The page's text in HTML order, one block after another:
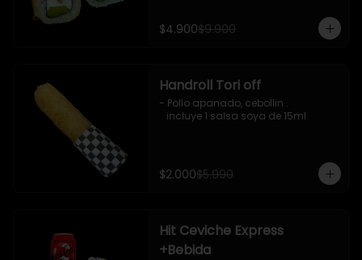
incluye 1 salsa de soya de 15 ml
$4.900$9.900
Handroll Tori off
- Pollo apanado, cebollin .
   incluye 1 salsa soya de 15ml
$2.000$5.990
Hit Ceviche Express
+Bebida